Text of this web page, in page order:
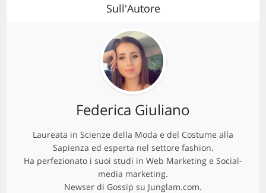
Sull'Autore
Federica Giuliano
Laureata in Scienze della Moda e del Costume alla
Sapienza ed esperta nel settore fashion.
Ha perfezionato i suoi studi in Web Marketing e Social-
media marketing.
Newser di Gossip su Junglam.com.